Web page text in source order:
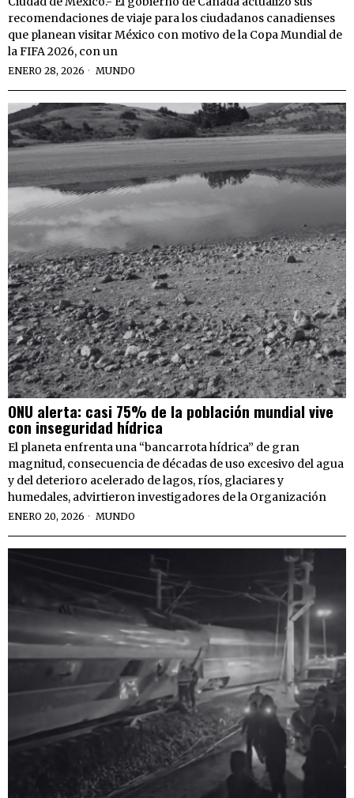
recomendaciones de viaje para los ciudadanos canadienses
que planean visitar México con motivo de la Copa Mundial de
la FIFA 2026, con un
ENERO 28, 2026 MUNDO
ONU alerta: casi 75% de la población mundial vive
con inseguridad hídrica
El planeta enfrenta una “bancarrota hídrica” de gran
magnitud, consecuencia de décadas de uso excesivo del agua
y del deterioro acelerado de lagos, ríos, glaciares y
humedales, advirtieron investigadores de la Organización
ENERO 20, 2026 MUNDO